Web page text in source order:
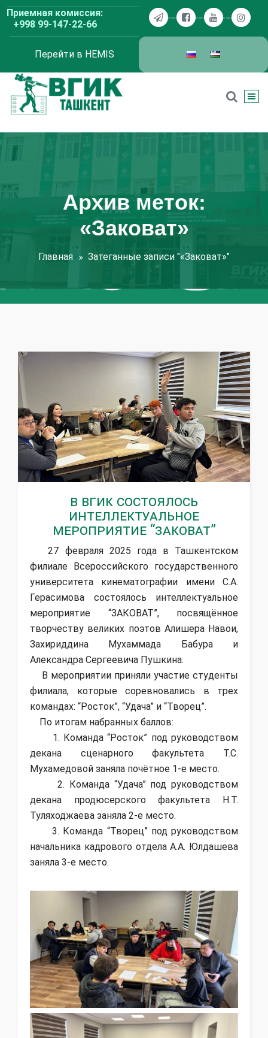
Перейти
содержимому
Приемная комиссия:
+998 99-147-22-66
Перейти в HEMIS
Архив меток:
«Заковат»
Главная Затеганные записи "«Заковат»"
В ВГИК состоялось
интеллектуальное
мероприятие “ЗАКОВАТ”
27 февраля 2025 года в Ташкентском
филиале Всероссийского государственного
университета кинематографии имени С.А.
Герасимова состоялось интеллектуальное
мероприятие “ЗАКОВАТ”, посвящённое
творчеству великих поэтов Алишера Навои,
Захириддина Мухаммада Бабура и
Александра Сергеевича Пушкина.
В мероприятии приняли участие студенты
филиала, которые соревновались в трех
командах: “Росток”, “Удача” и “Творец”.
По итогам набранных баллов:
1. Команда “Росток” под руководством
декана сценарного факультета Т.С.
Мухамедовой заняла почётное 1-е место.
2. Команда “Удача” под руководством
декана продюсерского факультета Н.Т.
Туляходжаева заняла 2-е место.
3. Команда “Творец” под руководством
начальника кадрового отдела А.А. Юлдашева
заняла 3-е место.